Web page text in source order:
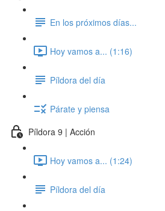
En los próximos días...
Hoy vamos a... (1:16)
Píldora del día
Párate y piensa
Píldora 9 | Acción
Hoy vamos a... (1:24)
Píldora del día